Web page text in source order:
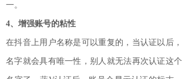
一。
4、增强账号的粘性
在抖音上用户名称是可以重复的，当认证以后，
名字就会具有唯一性，别人就无法再次认证这个